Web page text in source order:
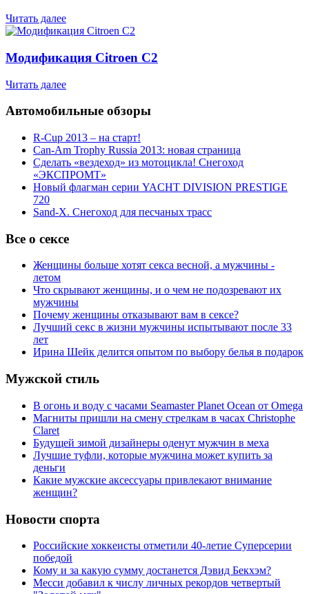
Читать далее
Модификация Citroen С2
Читать далее
Автомобильные обзоры
R-Cup 2013 – на старт!
Can-Am Trophy Russia 2013: новая страница
Сделать «вездеход» из мотоцикла! Снегоход
«ЭКСПРОМТ»
Новый флагман серии YACHT DIVISION PRESTIGE
720
Sand-X. Снегоход для песчаных трасс
Все о сексе
Женщины больше хотят секса весной, а мужчины -
летом
Что скрывают женщины, и о чем не подозревают их
мужчины
Почему женщины отказывают вам в сексе?
Лучший секс в жизни мужчины испытывают после 33
лет
Ирина Шейк делится опытом по выбору белья в подарок
Мужской стиль
В огонь и воду с часами Seamaster Planet Ocean от Omega
Магниты пришли на смену стрелкам в часах Christophe
Claret
Будущей зимой дизайнеры оденут мужчин в меха
Лучшие туфли, которые мужчина может купить за
деньги
Какие мужские аксессуары привлекают внимание
женщин?
Новости спорта
Российские хоккеисты отметили 40-летие Суперсерии
победой
Кому и за какую сумму достанется Дэвид Бекхэм?
Месси добавил к числу личных рекордов четвертый